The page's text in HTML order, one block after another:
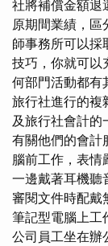
社將補償金額退
原期間業績，
師事務所可以採
技巧，你就可以
何部門活動都有
旅行社進行的複
及旅行社會計
有關他們的會計
腦前工作，表情
一邊戴著耳機聽
審閱文件時配戴
筆記型電腦上工
公司員工坐在辦